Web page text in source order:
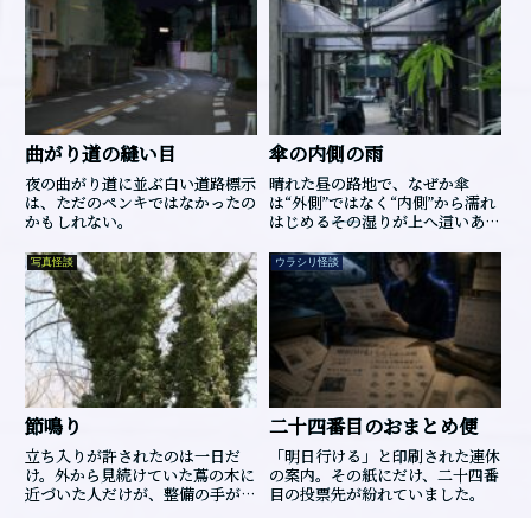
曲がり道の縫い目
夜の曲がり道に並ぶ白い道路標示
は、ただのペンキではなかったの
かもしれない。
傘の内側の雨
晴れた昼の路地で、なぜか傘
は“外側”ではなく“内側”から濡れ
はじめる――その湿りが上へ這いあが
もう一段、頭上に重なっていまし
た。
写真怪談
節鳴り
立ち入りが許されたのは一日だ
け。外から見続けていた蔦の木に
近づいた人だけが、整備の手が止
ウラシリ怪談
二十四番目のおまとめ便
「明日行ける」と印刷された連休
の案内。その紙にだけ、二十四番
目の投票先が紛れていました。